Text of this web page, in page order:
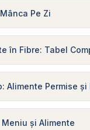
Pe Zi
în Fibre: Tabel
Alimente Permise și
și Alimente